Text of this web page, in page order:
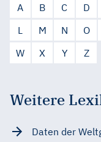
A B C D
L
M N O
W
X Y Z
Weitere
Daten der